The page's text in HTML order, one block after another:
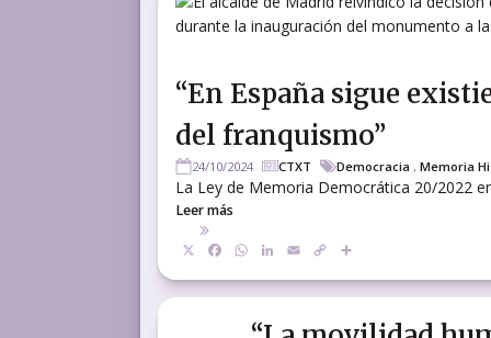
“En España sigue
del franquismo”
24/10/2024 CTXT Democracia , Memoria
La Ley de Memoria Democrática 20/2022
Leer más
Facebook
WhatsApp
LinkedIn
EmailCopy